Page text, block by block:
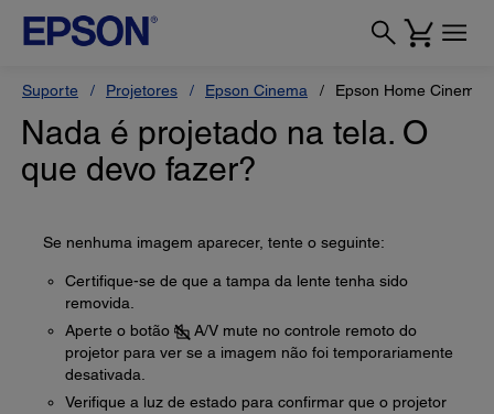
Suporte Projetores Epson Cinema Epson Home Cinema
Nada é projetado na tela. O
que devo fazer?
Se nenhuma imagem aparecer, tente o seguinte:
Certifique-se de que a tampa da lente tenha sido
removida.
Aperte o botão
A/V mute no controle remoto do
projetor para ver se a imagem não foi temporariamente
desativada.
Verifique a luz de estado para confirmar que o projetor